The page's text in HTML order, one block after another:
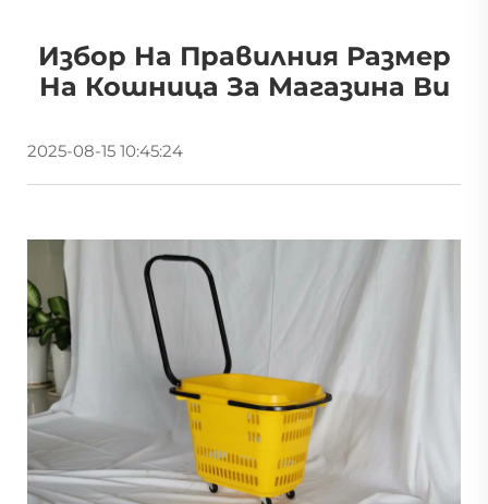
Избор На Правилния Размер
На Кошница За Магазина Ви
2025-08-15 10:45:24